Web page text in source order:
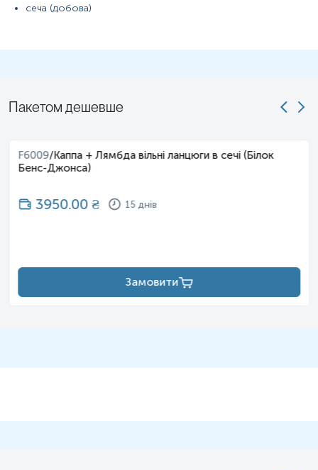
сеча (добова)
Пакетом дешевше
F6009/Каппа + Лямбда вільні ланцюги в сечі (Білок
Бенс-Джонса)
3950.00₴ 15 днів
Замовити